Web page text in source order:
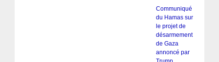
Communiqué
du Hamas sur
le projet de
désarmement
de Gaza
annoncé par